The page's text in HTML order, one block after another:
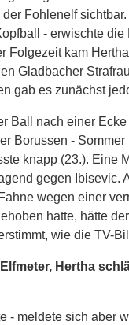
Fohlenelf
- erwischte
Folgezeit kam
Gladbacher
gab es zunächst
Ball nach einer
Borussen -
knapp (23.). Eine
gegen Ibisevic.
wegen einer
hatte, hätte
wie die TV-
Hertha
- meldete sich aber